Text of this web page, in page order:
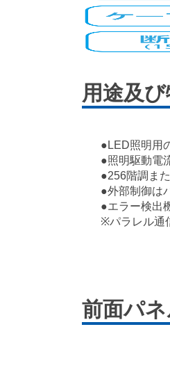
用途及
●LED照明用
●照明駆動電
●256階調ま
●外部制御は
●エラー検出
※パラレル通
前面パ